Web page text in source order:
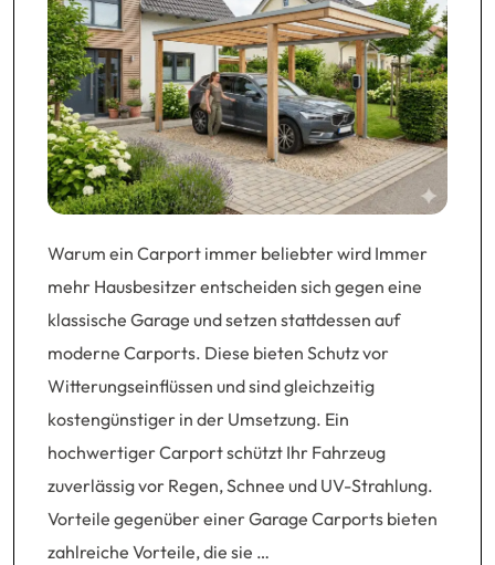
Warum ein Carport immer beliebter wird Immer
mehr Hausbesitzer entscheiden sich gegen eine
klassische Garage und setzen stattdessen auf
moderne Carports. Diese bieten Schutz vor
Witterungseinflüssen und sind gleichzeitig
kostengünstiger in der Umsetzung. Ein
hochwertiger Carport schützt Ihr Fahrzeug
zuverlässig vor Regen, Schnee und UV-Strahlung.
Vorteile gegenüber einer Garage Carports bieten
zahlreiche Vorteile, die sie …